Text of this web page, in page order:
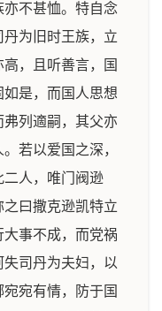
亦不甚恤。特自念
为旧时王族，立
，且听善言，国
是，而国人思想
列適嗣，其父亦
若以爱国之深，
二人，唯门阀逊
曰撒克逊凯特立
事不成，而党祸
司丹为夫妇，以
宛有情，防于国